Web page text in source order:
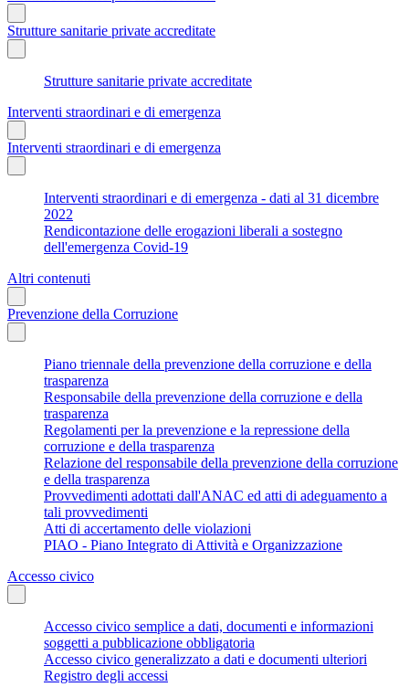
Strutture sanitarie private accreditate
Strutture sanitarie private accreditate
Interventi straordinari e di emergenza
Interventi straordinari e di emergenza
Interventi straordinari e di emergenza - dati al 31 dicembre
2022
Rendicontazione delle erogazioni liberali a sostegno
dell'emergenza Covid-19
Altri contenuti
Prevenzione della Corruzione
Piano triennale della prevenzione della corruzione e della
trasparenza
Responsabile della prevenzione della corruzione e della
trasparenza
Regolamenti per la prevenzione e la repressione della
corruzione e della trasparenza
Relazione del responsabile della prevenzione della corruzione
e della trasparenza
Provvedimenti adottati dall'ANAC ed atti di adeguamento a
tali provvedimenti
Atti di accertamento delle violazioni
PIAO - Piano Integrato di Attività e Organizzazione
Accesso civico
Accesso civico semplice a dati, documenti e informazioni
soggetti a pubblicazione obbligatoria
Accesso civico generalizzato a dati e documenti ulteriori
Registro degli accessi